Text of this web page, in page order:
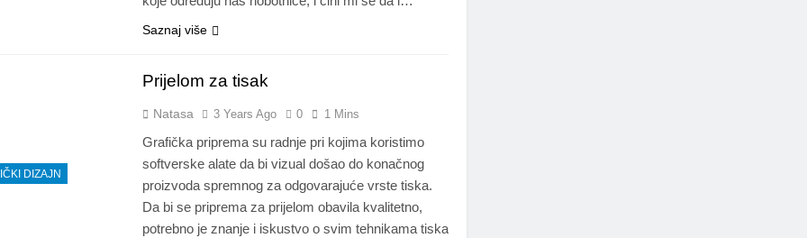
Saznaj više
DIZAJN
Prijelom za tisak
Natasa 3 Years Ago 0 1 Mins
Grafička priprema su radnje pri kojima koristimo
softverske alate da bi vizual došao do konačnog
proizvoda spremnog za odgovarajuće vrste tiska.
Da bi se priprema za prijelom obavila kvalitetno,
potrebno je znanje i iskustvo o svim tehnikama tiska